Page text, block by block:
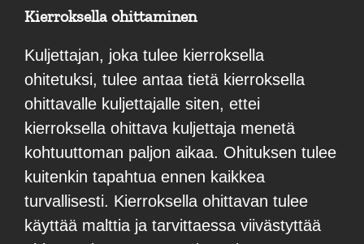
Kierroksella ohittaminen
Kuljettajan, joka tulee kierroksella
ohitetuksi, tulee antaa tietä kierroksella
ohittavalle kuljettajalle siten, ettei
kierroksella ohittava kuljettaja menetä
kohtuuttoman paljon aikaa. Ohituksen tulee
kuitenkin tapahtua ennen kaikkea
turvallisesti. Kierroksella ohittavan tulee
käyttää malttia ja tarvittaessa viivästyttää